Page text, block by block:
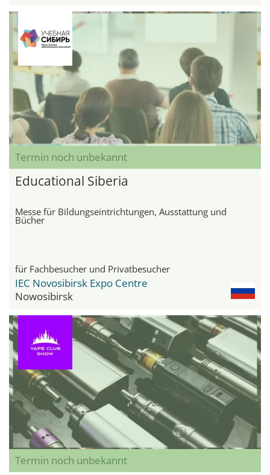
Termin noch unbekannt
Educational Siberia
Messe für Bildungseintrichtungen, Ausstattung und
Bücher
für Fachbesucher und Privatbesucher
IEC Novosibirsk Expo Centre
Nowosibirsk
Termin noch unbekannt